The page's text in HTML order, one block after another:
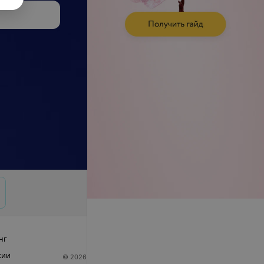
© 2026 ООО «Артокс Лаб», УНП 191700409